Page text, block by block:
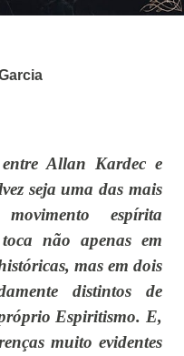
Allan Kardec e
seja uma das mais
espírita
não apenas em
mas em dois
distintos de
Espiritismo. E,
muito evidentes